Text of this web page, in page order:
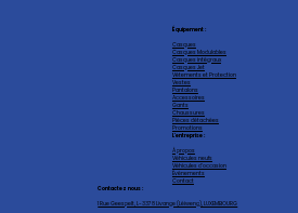
Équipement :
Casques
Casques Modulables
Casques intégraux
Casques Jet
Vêtements et Protection
Vestes
Pantalons
Accessoires
Gants
Chaussures
Pièces détachées
Promotions
L'entreprise :
À propos
Véhicules neufs
Véhicules d'occasion
Événements
Contact
Contactez nous :
1 Rue Geespelt, L-3378 Livange (Léiweng), LUXEMBOURG